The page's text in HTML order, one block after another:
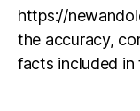
https://
the accuracy,
facts included in